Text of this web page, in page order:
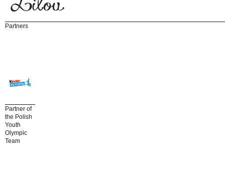
Partners
Partner of
the Polish
Youth
Olympic
Team